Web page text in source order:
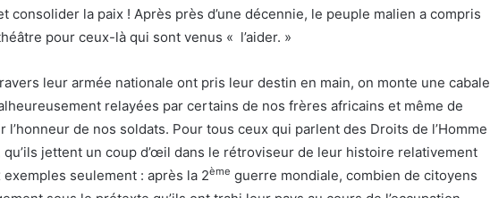
consolider la paix ! Après près d’une décennie, le peuple malien a compris
pour ceux-là qui sont venus « l’aider. »
leur armée nationale ont pris leur destin en main, on monte une cabale
relayées par certains de nos frères africains et même de
de nos soldats. Pour tous ceux qui parlent des Droits de l’Homme
jettent un coup d’œil dans le rétroviseur de leur histoire relativement
seulement : après la 2ème guerre mondiale, combien de citoyens